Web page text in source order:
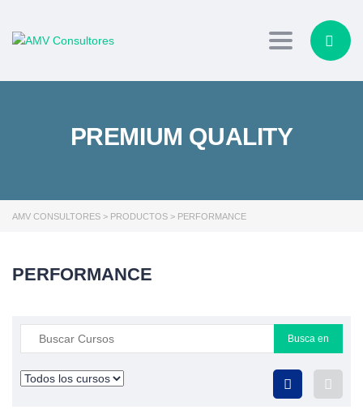
Toggle
PREMIUM QUALITY
AMV CONSULTORES > PRODUCTOS > PERFORMANCE
PERFORMANCE